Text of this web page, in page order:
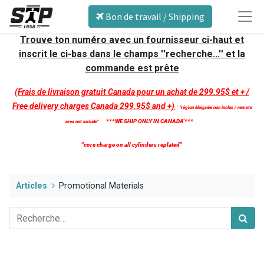
Bon de travail / Shipping
Trouve ton numéro avec un fournisseur ci-haut et
inscrit le ci-bas dans le champs ''recherche...'' et la
commande est prête
(Frais de livraison gratuit Canada pour un achat de 299.95$ et + /
Free delivery charges Canada 299.95$ and +) ' ''région éloignée non inclus / remote
area not include'' ***WE SHIP ONLY IN CANADA'***
''core charge on all cylinders replated''
Articles Promotional Materials